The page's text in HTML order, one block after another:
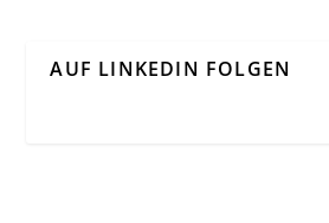
AUF LINKEDIN FOLGEN